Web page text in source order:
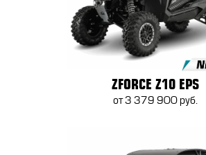
ZFORCE Z10 EPS
от 3 379 900 руб.